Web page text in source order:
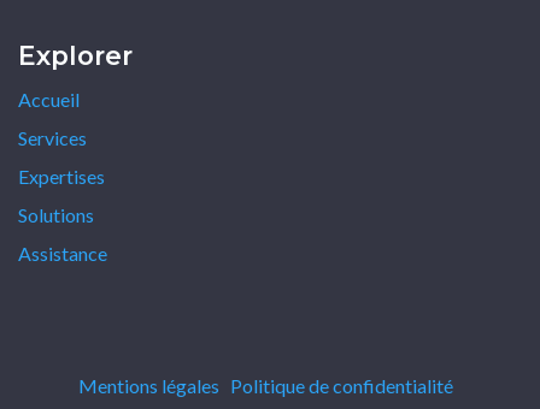
Explorer
Accueil
Services
Expertises
Solutions
Assistance
Mentions légales Politique de confidentialité